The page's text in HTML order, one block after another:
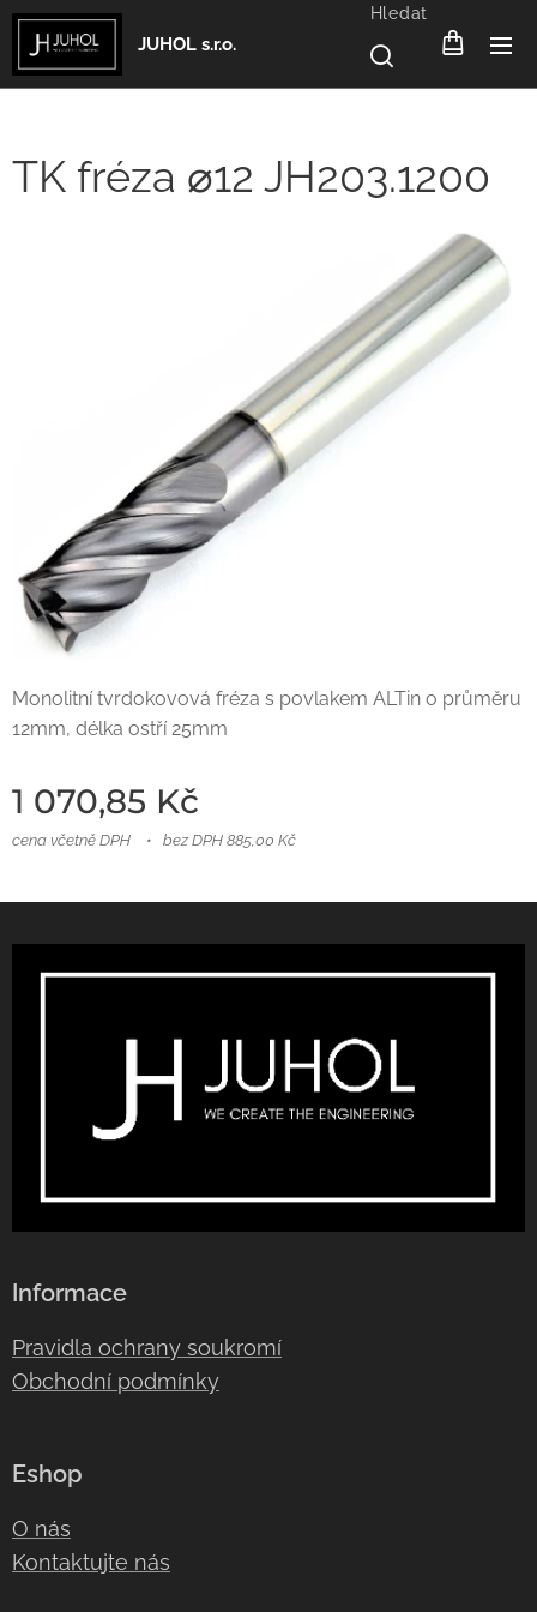
JUHOL s.r.o.
Hledat
TK fréza ⌀12 JH203.1200
Monolitní tvrdokovová fréza s povlakem ALTin o průměru
12mm, délka ostří 25mm
1 070,85 Kč
cena včetně DPH bez DPH 885,00 Kč
Informace
Pravidla ochrany soukromí
Obchodní podmínky
Eshop
O nás
Kontaktujte nás